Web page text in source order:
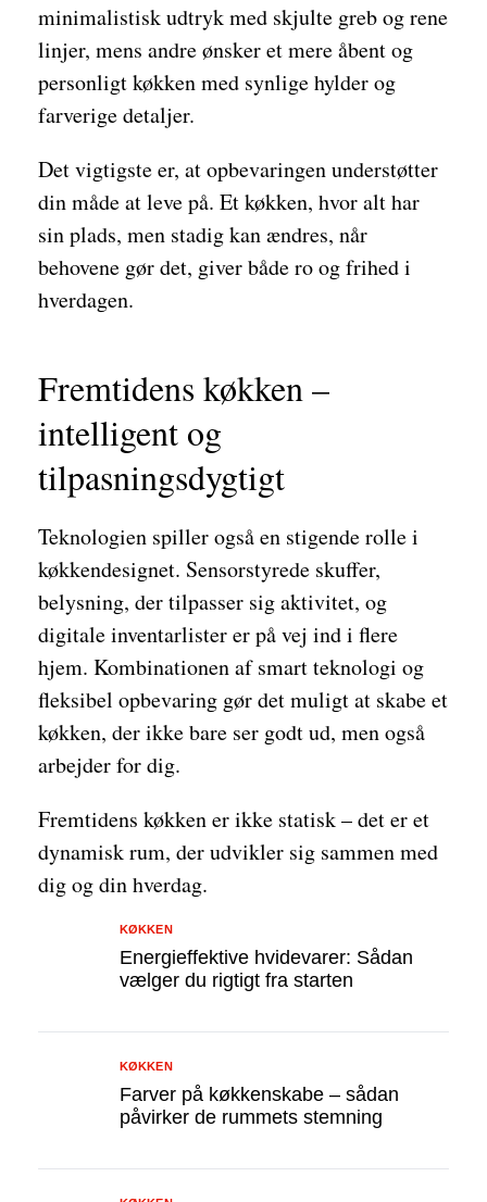
minimalistisk udtryk med skjulte greb og rene
linjer, mens andre ønsker et mere åbent og
personligt køkken med synlige hylder og
farverige detaljer.
Det vigtigste er, at opbevaringen understøtter
din måde at leve på. Et køkken, hvor alt har
sin plads, men stadig kan ændres, når
behovene gør det, giver både ro og frihed i
hverdagen.
Fremtidens køkken –
intelligent og
tilpasningsdygtigt
Teknologien spiller også en stigende rolle i
køkkendesignet. Sensorstyrede skuffer,
belysning, der tilpasser sig aktivitet, og
digitale inventarlister er på vej ind i flere
hjem. Kombinationen af smart teknologi og
fleksibel opbevaring gør det muligt at skabe et
køkken, der ikke bare ser godt ud, men også
arbejder for dig.
Fremtidens køkken er ikke statisk – det er et
dynamisk rum, der udvikler sig sammen med
dig og din hverdag.
Energieffektive hvidevarer: Sådan
vælger du rigtigt fra starten
KØKKEN
Farver på køkkenskabe – sådan
påvirker de rummets stemning
KØKKEN